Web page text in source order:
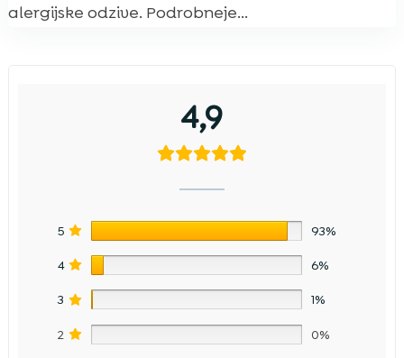
alergijske odzive. Podrobneje...
4,9
5 93%
4 6%
3 1%
2 0%